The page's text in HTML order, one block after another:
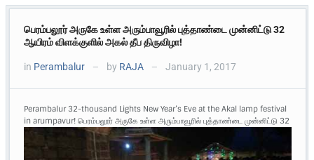
பெரம்பலூர் அருகே உள்ள அரும்பாவூரில் புத்தாண்டை முன்னிட்டு 32
ஆயிரம் விளக்குளில் அகல் தீப திருவிழா!
in Perambalur — by RAJA — January 1, 2017
Perambalur 32-thousand Lights New Year’s Eve at the Akal lamp festival
in arumpavur!பெரம்பலூர் அருகே உள்ள அரும்பாவூரில் புத்தாண்டை முன்னிட்டு 32